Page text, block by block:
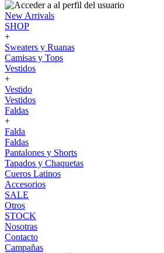
New Arrivals
SHOP
+
Sweaters y Ruanas
Camisas y Tops
Vestidos
+
Vestido
Vestidos
Faldas
+
Falda
Faldas
Pantalones y Shorts
Tapados y Chaquetas
Cueros Latinos
Accesorios
SALE
Otros
STOCK
Nosotras
Contacto
Campañas